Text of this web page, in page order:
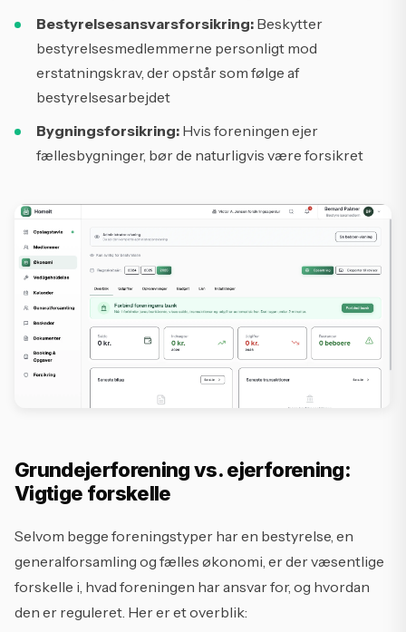
Bestyrelsesansvarsforsikring: Beskytter
bestyrelsesmedlemmerne personligt mod
erstatningskrav, der opstår som følge af
bestyrelsesarbejdet
Bygningsforsikring: Hvis foreningen ejer
fællesbygninger, bør de naturligvis være forsikret
Grundejerforening vs. ejerforening:
Vigtige forskelle
Selvom begge foreningstyper har en bestyrelse, en
generalforsamling og fælles økonomi, er der væsentlige
forskelle i, hvad foreningen har ansvar for, og hvordan
den er reguleret. Her er et overblik: